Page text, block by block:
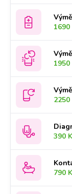
1690
1950
2250
390
790